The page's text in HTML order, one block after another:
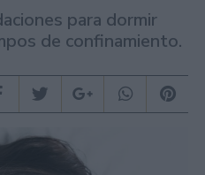
para dormir
de confinamiento.